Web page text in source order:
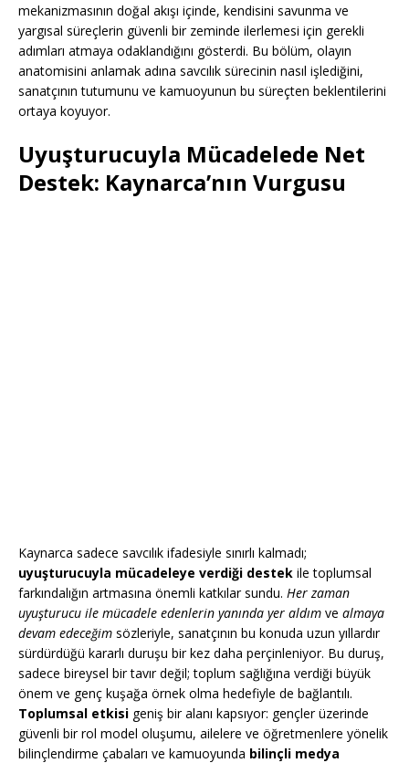
mekanizmasının doğal akışı içinde, kendisini savunma ve
yargısal süreçlerin güvenli bir zeminde ilerlemesi için gerekli
adımları atmaya odaklandığını gösterdi. Bu bölüm, olayın
anatomisini anlamak adına savcılık sürecinin nasıl işlediğini,
sanatçının tutumunu ve kamuoyunun bu süreçten beklentilerini
ortaya koyuyor.
Uyuşturucuyla Mücadelede Net
Destek: Kaynarca’nın Vurgusu
Kaynarca sadece savcılık ifadesiyle sınırlı kalmadı;
uyuşturucuyla mücadeleye verdiği destek ile toplumsal
farkındalığın artmasına önemli katkılar sundu. Her zaman
uyuşturucu ile mücadele edenlerin yanında yer aldım ve almaya
devam edeceğim sözleriyle, sanatçının bu konuda uzun yıllardır
sürdürdüğü kararlı duruşu bir kez daha perçinleniyor. Bu duruş,
sadece bireysel bir tavır değil; toplum sağlığına verdiği büyük
önem ve genç kuşağa örnek olma hedefiyle de bağlantılı.
Toplumsal etkisi geniş bir alanı kapsıyor: gençler üzerinde
güvenli bir rol model oluşumu, ailelere ve öğretmenlere yönelik
bilinçlendirme çabaları ve kamuoyunda bilinçli medya